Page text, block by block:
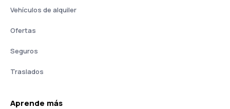
Vehículos de alquiler
Ofertas
Seguros
Traslados
Aprende más